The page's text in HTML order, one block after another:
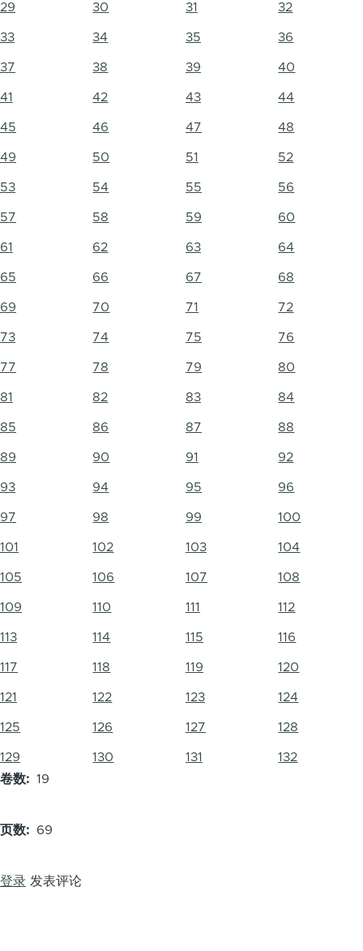
29 30 31 32
33 34 35 36
37 38 39 40
41 42 43 44
45 46 47 48
49 50 51 52
53 54 55 56
57 58 59 60
61 62 63 64
65 66 67 68
69 70 71 72
73 74 75 76
77 78 79 80
81 82 83 84
85 86 87 88
89 90 91 92
93 94 95 96
97 98 99 100
101 102 103 104
105 106 107 108
109 110 111 112
113 114 115 116
117 118 119 120
121 122 123 124
125 126 127 128
129 130 131
132
卷数
19
页数 69
登录 发表评论